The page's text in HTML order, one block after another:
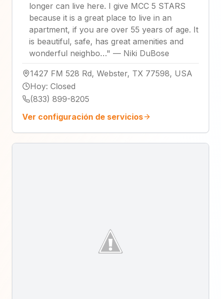
longer can live here. I give MCC 5 STARS
because it is a great place to live in an
apartment, if you are over 55 years of age. It
is beautiful, safe, has great amenities and
wonderful neighbo…" — Niki DuBose
1427 FM 528 Rd, Webster, TX 77598, USA
Hoy: Closed
(833) 899-8205
Ver configuración de servicios